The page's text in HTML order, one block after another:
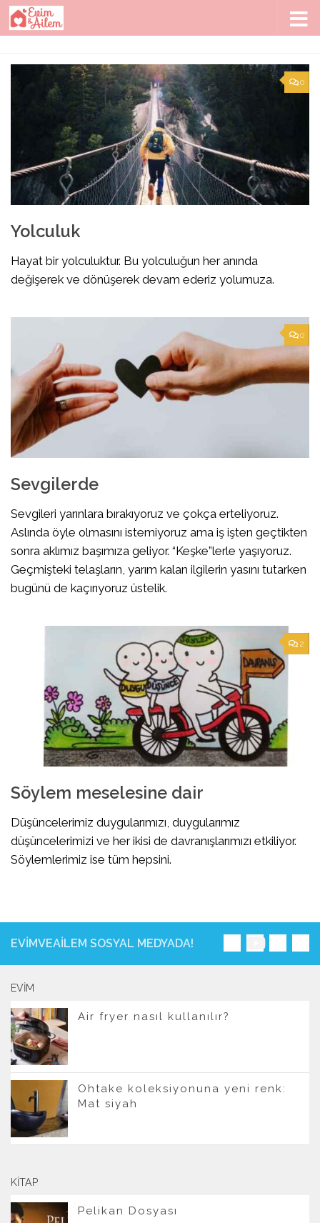
Skip to content
0
Yolculuk
Hayat bir yolculuktur. Bu yolculuğun her anında
değişerek ve dönüşerek devam ederiz yolumuza.
0
Sevgilerde
Sevgileri yarınlara bırakıyoruz ve çokça erteliyoruz.
Aslında öyle olmasını istemiyoruz ama iş işten geçtikten
sonra aklımız başımıza geliyor. “Keşke”lerle yaşıyoruz.
Geçmişteki telaşların, yarım kalan ilgilerin yasını tutarken
bugünü de kaçırıyoruz üstelik.
2
Söylem meselesine dair
Düşüncelerimiz duygularımızı, duygularımız
düşüncelerimizi ve her ikisi de davranışlarımızı etkiliyor.
Söylemlerimiz ise tüm hepsini.
EVIMVEAILEM SOSYAL MEDYADA!
EVIM
Air fryer nasıl kullanılır?
Ohtake koleksiyonuna yeni renk:
Mat siyah
KITAP
Pelikan Dosyası